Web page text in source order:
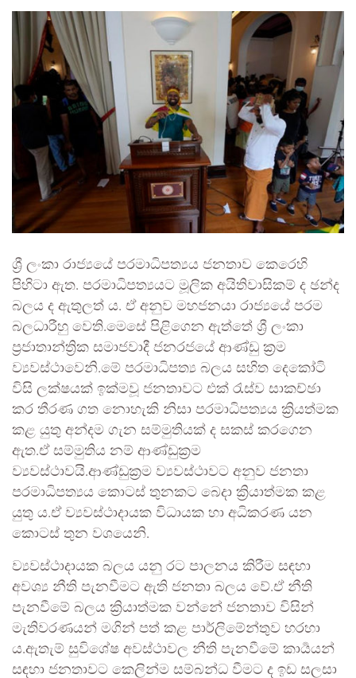
ශ්‍රී ලංකා රාජ්‍යයේ පරමාධිපත්‍යය ජනතාව කෙරෙහි
පිහිටා ඇත. පරමාධිපත්‍යයට මූලික අයිතිවාසිකම් ද ඡන්ද
බලය ද ඇතුලත් ය. ඒ අනුව මහජනයා රාජ්‍යයේ පරම
බලධාරීහු වෙති.මෙසේ පිළිගෙන ඇත්තේ ශ්‍රී ලංකා
ප්‍රජාතාන්ත්‍රික සමාජවාදී ජනරජයේ ආණ්ඩු ක්‍රම
ව්‍යවස්ථාවෙනි.මේ පරමාධිපත්‍ය බලය සහිත දෙකෝටි
විසි ලක්ෂයක් ඉක්මවූ ජනතාවට එක්‍ රැස්ව සාකච්ඡා
කර තීරණ ගත නොහැකි නිසා පරමාධිපත්‍යය ක්‍රියත්මක
කළ යුතු අන්දම ගැන සම්මුතියක් ද සකස් කරගෙන
ඇත.ඒ සම්මුතිය නම් ආණ්ඩුක්‍රම
ව්‍යවස්ථාවයි.ආණ්ඩුක්‍රම ව්‍යවස්ථාවට අනුව ජනතා
පරමාධිපත්‍යය කොටස් තුනකට බෙදා ක්‍රියාත්මක කළ
යුතු ය.ඒ ව්‍යවස්ථාදායක විධායක හා අධිකරණ යන
කොටස් තුන වශයෙනි.
ව්‍යවස්ථාදායක බලය යනු රට පාලනය කිරීම සඳහා
අවශ්‍ය නීති පැනවීමට ඇති ජනතා බලය වේ.ඒ නීති
පැනවීමේ බලය ක්‍රියාත්මක වන්නේ ජනතාව විසින්
මැතිවරණයන් මගින් පත් කළ පාර්ලිමේන්තුව හරහා
ය.ඇතැම් සුවිශේෂ අවස්ථාවල නීති පැනවීමේ කාර්‍යයන්
සඳහා ජනතාවට කෙලින්ම සම්බන්ධ වීමට ද ඉඩ සලසා